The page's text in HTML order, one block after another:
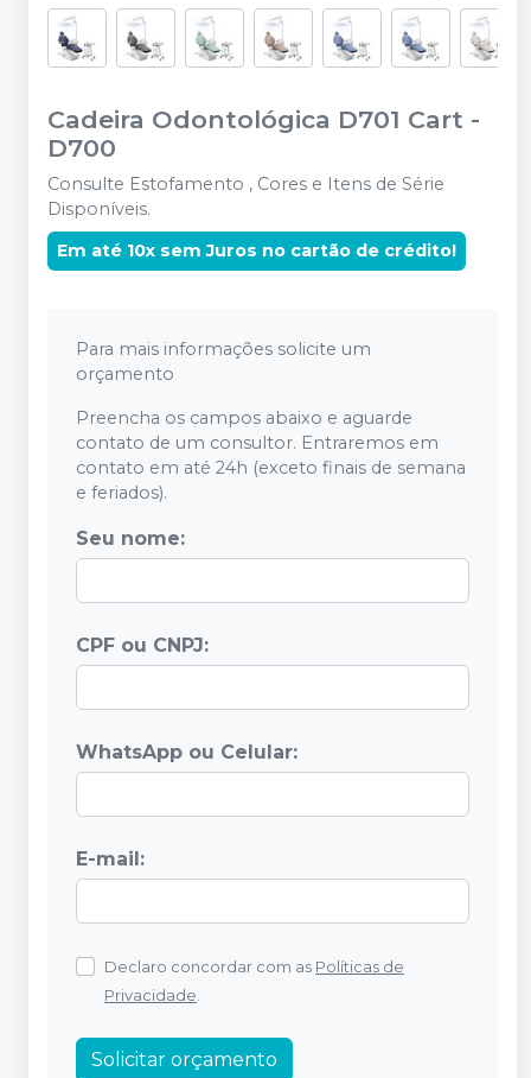
Cadeira Odontológica D701 Cart -
D700
Consulte Estofamento , Cores e Itens de Série
Disponíveis.
Em até 10x sem Juros no cartão de crédito!
Para mais informações solicite um
orçamento
Preencha os campos abaixo e aguarde
contato de um consultor. Entraremos em
contato em até 24h (exceto finais de semana
e feriados).
Seu nome:
CPF ou CNPJ:
WhatsApp ou Celular:
E-mail:
Declaro concordar com as Políticas de
Privacidade.
Solicitar orçamento